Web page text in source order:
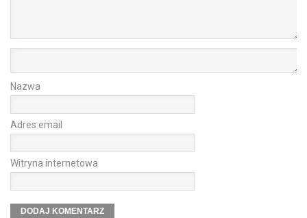
Nazwa
Adres email
Witryna internetowa